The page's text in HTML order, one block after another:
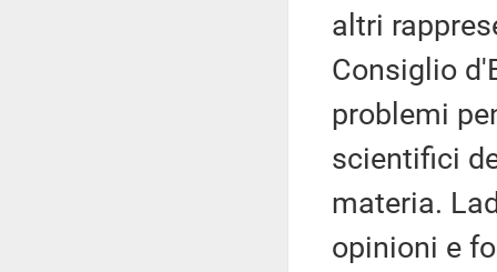
altri
Consiglio
problemi
scientifici
materia.
opinioni e